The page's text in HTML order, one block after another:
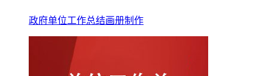
政府单位工作总结画册制作